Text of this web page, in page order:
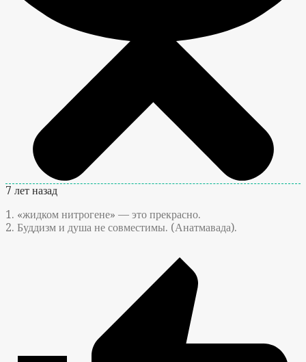
7 лет назад
1. «жидком нитрогене» — это прекрасно.
2. Буддизм и душа не совместимы. (Анатмавада).